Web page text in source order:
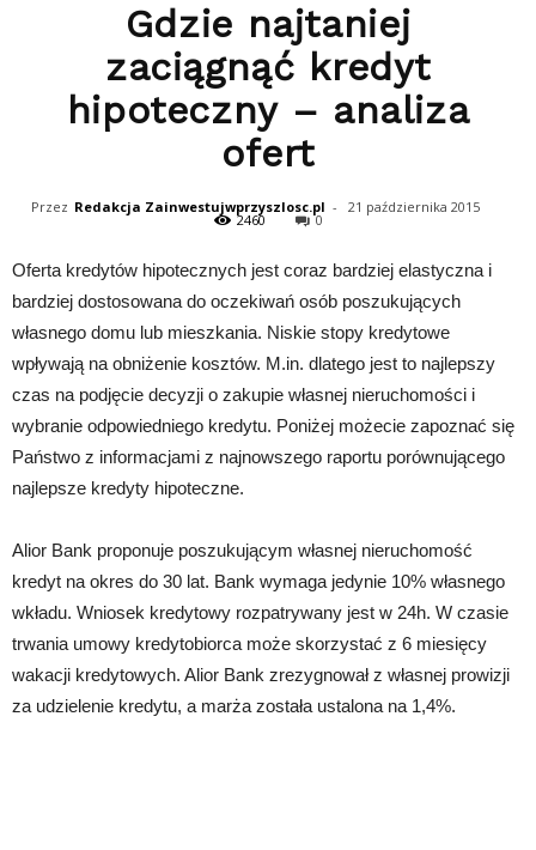
Gdzie najtaniej
zaciągnąć kredyt
hipoteczny – analiza
ofert
Przez Redakcja Zainwestujwprzyszlosc.pl - 21 października 2015
2460 0
Oferta kredytów hipotecznych jest coraz bardziej elastyczna i
bardziej dostosowana do oczekiwań osób poszukujących
własnego domu lub mieszkania. Niskie stopy kredytowe
wpływają na obniżenie kosztów. M.in. dlatego jest to najlepszy
czas na podjęcie decyzji o zakupie własnej nieruchomości i
wybranie odpowiedniego kredytu. Poniżej możecie zapoznać się
Państwo z informacjami z najnowszego raportu porównującego
najlepsze kredyty hipoteczne.
Alior Bank proponuje poszukującym własnej nieruchomość
kredyt na okres do 30 lat. Bank wymaga jedynie 10% własnego
wkładu. Wniosek kredytowy rozpatrywany jest w 24h. W czasie
trwania umowy kredytobiorca może skorzystać z 6 miesięcy
wakacji kredytowych. Alior Bank zrezygnował z własnej prowizji
za udzielenie kredytu, a marża została ustalona na 1,4%.